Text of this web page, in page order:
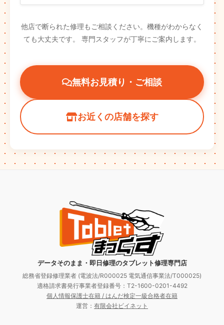
他店で断られた修理もご相談ください。機種がわからなく
ても大丈夫です。
専門スタッフが丁寧にご案内します。
無料お見積り・ご相談
お近くの店舗を探す
データそのまま・即日修理のタブレット修理専門店
総務省登録修理業者 (電波法/R000025 電気通信事業法/T000025)
適格請求書発行事業者登録番号：T2-1600-0201-4492
個人情報保護士在籍 / はんだ検定一級合格者在籍
運営： 有限会社ビイネット